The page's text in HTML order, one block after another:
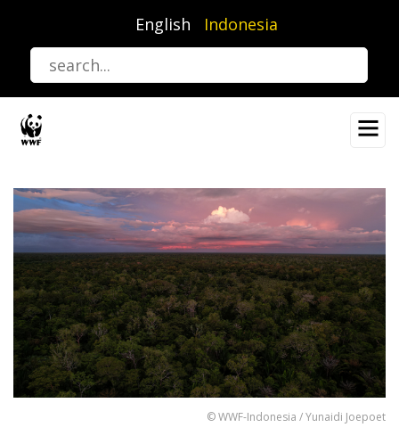
utama
English Indonesia
© WWF-Indonesia / Yunaidi Joepoet